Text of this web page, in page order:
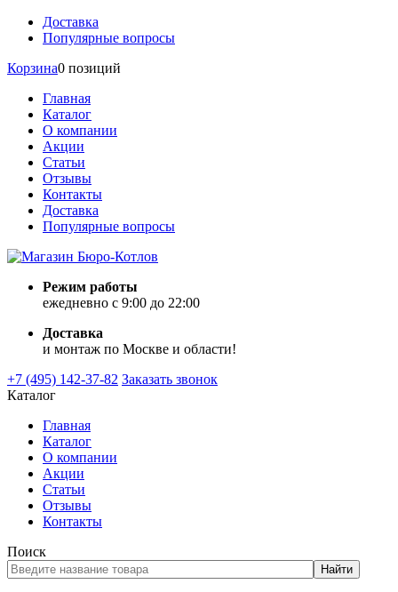
Доставка
Популярные вопросы
Корзина0 позиций
Главная
Каталог
О компании
Акции
Статьи
Отзывы
Контакты
Доставка
Популярные вопросы
Режим работы
ежедневно с 9:00 до 22:00
Доставка
и монтаж по Москве и области!
+7 (495) 142-37-82 Заказать звонок
Каталог
Главная
Каталог
О компании
Акции
Статьи
Отзывы
Контакты
Поиск
Найти